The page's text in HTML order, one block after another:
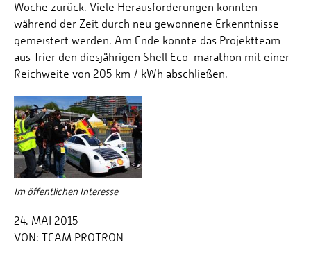
Woche zurück. Viele Herausforderungen konnten
während der Zeit durch neu gewonnene Erkenntnisse
gemeistert werden. Am Ende konnte das Projektteam
aus Trier den diesjährigen Shell Eco-marathon mit einer
Reichweite von 205 km / kWh abschließen.
Im öffentlichen Interesse
24. MAI 2015
VON: TEAM PROTRON